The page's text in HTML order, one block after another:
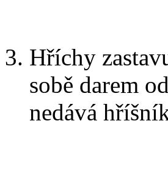
Hříchy
sobě darem
nedává